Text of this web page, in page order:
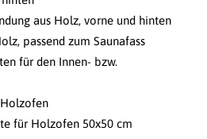
aus Holz, vorne und hinten
passend zum Saunafass
für den Innen- bzw.
für Holzofen 50x50 cm